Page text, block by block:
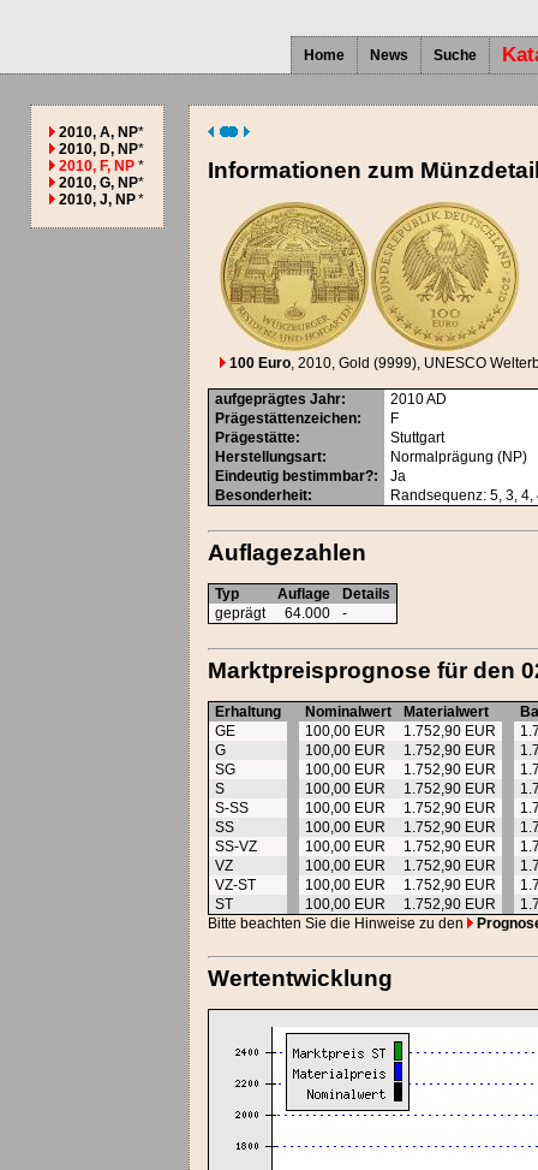
Home News Suche
2010, A, NP*
2010, D, NP*
2010, F, NP *
2010, G, NP*
2010, J, NP*
Informationen zum
100 Euro, 2010, Gold (9999), UNESCO
aufgeprägtes Jahr: 2010AD
Prägestättenzeichen:
F
Prägestätte:
Stuttgart
Herstellungsart:
Normalprägung (NP)
Eindeutig bestimmbar?:
Ja
Besonderheit: Randsequenz: 5, 3,
Auflagezahlen
Typ Auflage
Details
geprägt
64.000 -
Marktpreisprognose für den
Erhaltung Nominalwert Materialwert
GE
100,00 EUR 1.752,90 EUR
G
100,00 EUR 1.752,90 EUR
SG
100,00 EUR 1.752,90 EUR
S
100,00 EUR 1.752,90 EUR
S-SS
100,00 EUR 1.752,90 EUR
SS
100,00 EUR 1.752,90 EUR
SS-VZ
100,00 EUR 1.752,90 EUR
VZ
100,00 EUR 1.752,90 EUR
VZ-ST
100,00 EUR 1.752,90 EUR
ST
100,00 EUR 1.752,90 EUR
Bitte beachten Sie die Hinweise zu den
Wertentwicklung